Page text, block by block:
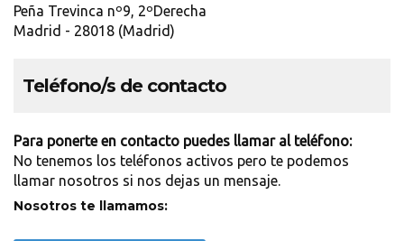
Peña Trevinca nº9, 2ºDerecha
Madrid - 28018 (Madrid)
Teléfono/s de contacto
Para ponerte en contacto puedes llamar al teléfono:
No tenemos los teléfonos activos pero te podemos
llamar nosotros si nos dejas un mensaje.
Nosotros te llamamos: